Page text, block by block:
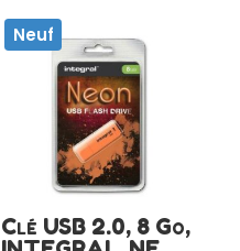
Neuf
Clé USB 2.0, 8 Go,